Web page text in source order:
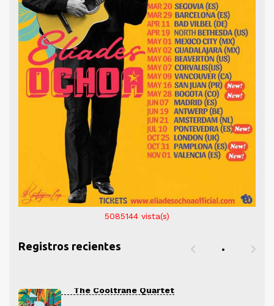
5085144 vista(s)
Registros recientes
The Cooltrane Quartet